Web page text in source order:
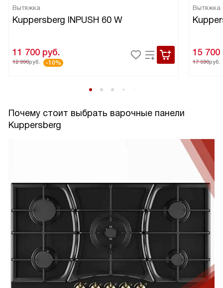
Вытяжка
Kuppersberg INPUSH 60 W
11 700 руб.
12 990руб. -10%
Вытяжка
15 700
17 590руб.
Почему стоит выбрать варочные панели
Kuppersberg